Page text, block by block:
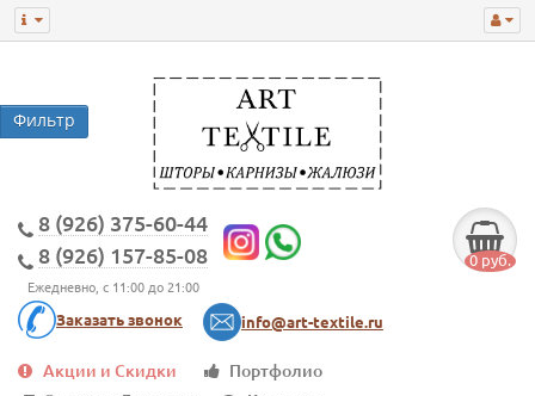
8 (926) 375-60-44
8 (926) 157-85-08
Ежедневно, с 11:00 до 21:00
Заказать звонок info@art-textile.ru
0 руб.
Акции и Скидки
Портфолио